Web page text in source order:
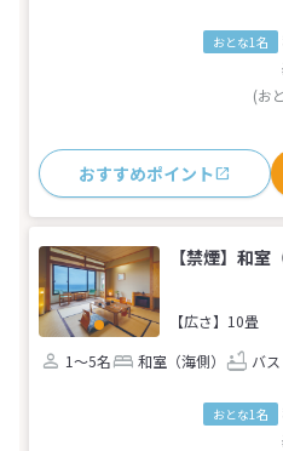
おとな1名
(お
おすすめポイント
【禁煙】和
【広さ】10畳
1～5名
和室（海側） バス
おとな1名